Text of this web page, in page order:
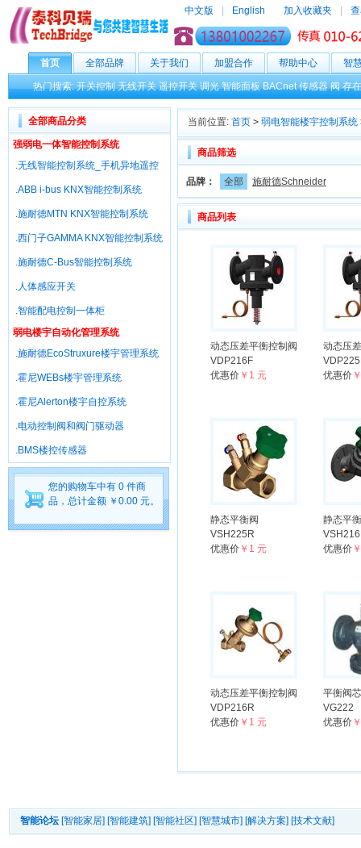
中文版 English 加入收藏夹
首页 全部品牌 关于我们 加盟合作 帮助中心 智
热门搜索:开关控制 无线开关 遥控开关 调光 智能面板 BACnet 传感器 阀 存
全部商品分类
强弱电一体智能控制系统
.无线智能控制系统_手机异地遥控
.ABB i-bus KNX智能控制系统
.施耐德MTN KNX智能控制系统
.西门子GAMMA KNX智能控制系统
.施耐德C-Bus智能控制系统
.人体感应开关
.智能配电控制一体柜
弱电楼宇自动化管理系统
.施耐德EcoStruxure楼宇管理系统
.霍尼WEBs楼宇管理系统
.霍尼Alerton楼宇自控系统
.电动控制阀和阀门驱动器
.BMS楼控传感器
您的购物车中有 0 件商
品，总计金额 ￥0.00 元。
当前位置: 首页 > 弱电智能楼宇控制系统
商品筛选
品牌： 全部 施耐德Schneider
商品列表
动态压差平衡控制阀
VDP216F
优惠价 ￥1 元
动态压
优惠价
静态平衡阀
VSH225R
优惠价 ￥1 元
静态平
优惠价
动态压差平衡控制阀
VDP216R
优惠价 ￥1 元
平衡阀
VG222
优惠价
智能论坛 [智能家居] [智能建筑] [智能社区] [智慧城市] [解决方案] [技术文献]